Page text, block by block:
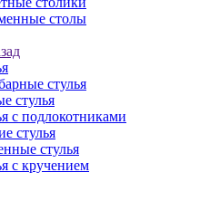
столы
стулья
стулья
с подлокотниками
стулья
стулья
с кручением